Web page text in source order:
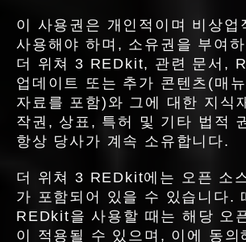
이 사용권은 개인적이며 비상업
사용해야 하며, 소유권을 부여
더 위쳐 3 REDkit, 관련 문서,
업데이트 또는 추가 콘텐츠(매
자료를 포함)와 그에 대한 지식
작권, 상표, 특허 및 기타 법적
항상 당사가 계속 소유합니다.
더 위쳐 3 REDkit에는 오픈 소
가 포함되어 있을 수 있습니다.
REDkit을 사용할 때는 해당 오
이 적용될 수 있으며, 이에 동의